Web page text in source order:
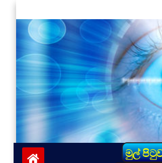
to
content
vinivida.lk
මුල්